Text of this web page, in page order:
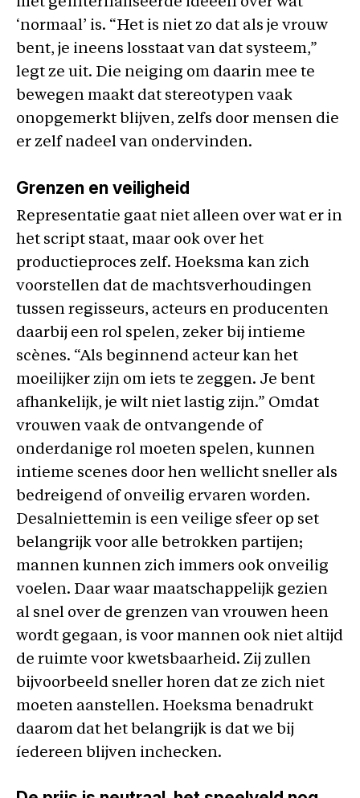
‘normaal’ is. “Het is niet zo dat als je vrouw
bent, je ineens losstaat van dat systeem‎,”
legt ze uit. Die neiging om daarin mee te
bewegen maakt dat stereotypen vaak
onopgemerkt blijven, zelfs door mensen die
er zelf nadeel van ondervinden.
Grenzen en veiligheid
Representatie gaat niet alleen over wat er in
het script staat, maar ook over het
productieproces zelf. Hoeksma kan zich
voorstellen dat de machtsverhoudingen
tussen regisseurs, acteurs en producenten
daarbij een rol spelen, zeker bij intieme
scènes. “Als beginnend acteur kan het
moeilijker zijn om iets te zeggen. Je bent
afhankelijk, je wilt niet lastig zijn.” Omdat
vrouwen vaak de ontvangende of
onderdanige rol moeten spelen, kunnen
intieme scenes door hen wellicht sneller als
bedreigend of onveilig ervaren worden.
Desalniettemin is een veilige sfeer op set
belangrijk voor alle betrokken partijen;
mannen kunnen zich immers ook onveilig
voelen. Daar waar maatschappelijk gezien
al snel over de grenzen van vrouwen heen
wordt gegaan, is voor mannen ook niet altijd
de ruimte voor kwetsbaarheid. Zij zullen
bijvoorbeeld sneller horen dat ze zich niet
moeten aanstellen. Hoeksma benadrukt
daarom dat het belangrijk is dat we bij
íedereen blijven inchecken.